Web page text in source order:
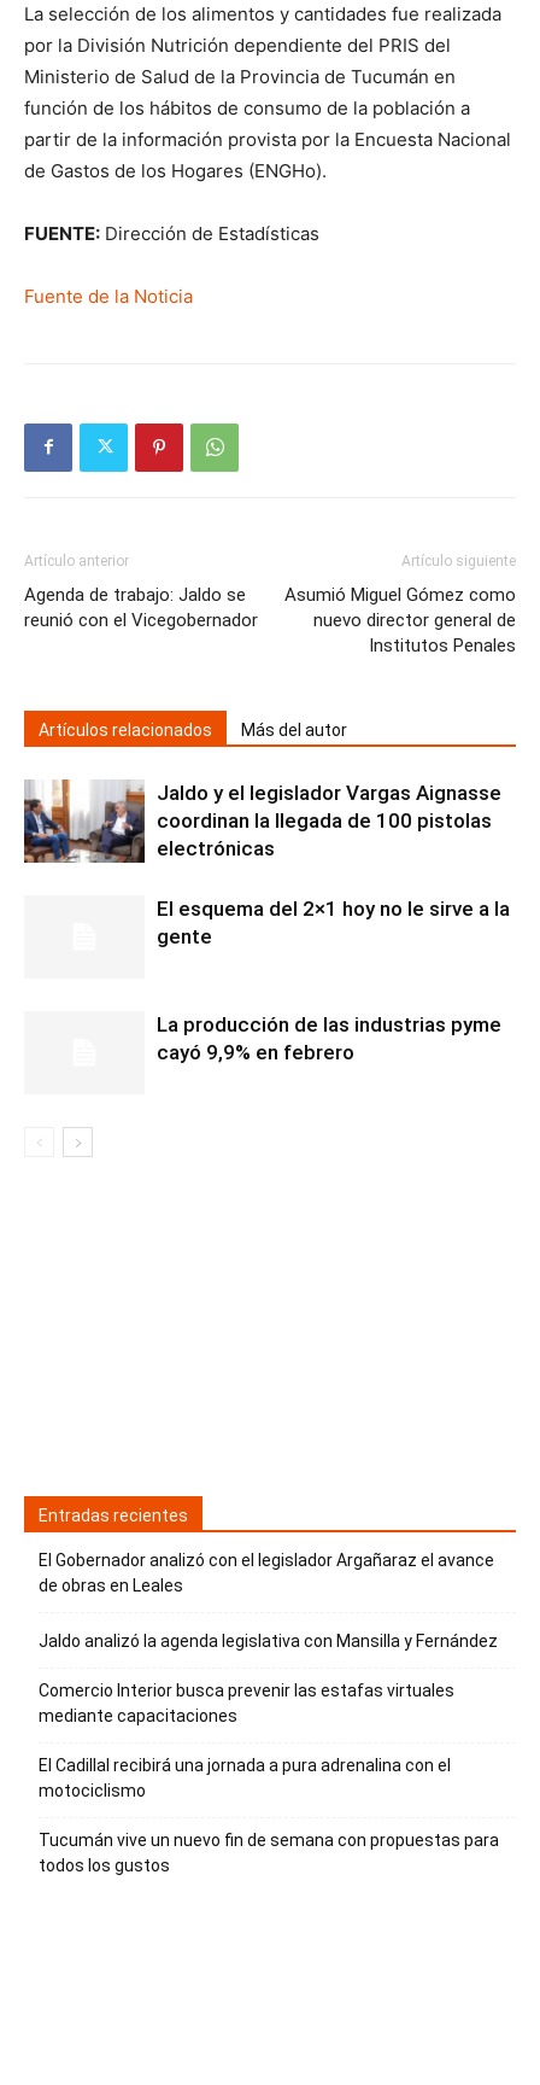
La selección de los alimentos y cantidades fue realizada
por la División Nutrición dependiente del PRIS del
Ministerio de Salud de la Provincia de Tucumán en
función de los hábitos de consumo de la población a
partir de la información provista por la Encuesta Nacional
de Gastos de los Hogares (ENGHo).
FUENTE: Dirección de Estadísticas
Fuente de la Noticia
Artículo anterior
Agenda de trabajo: Jaldo se
reunió con el Vicegobernador
Artículo siguiente
Asumió Miguel Gómez como
nuevo director general de
Institutos Penales
Artículos relacionados Más del autor
Jaldo y el legislador Vargas Aignasse
coordinan la llegada de 100 pistolas
electrónicas
El esquema del 2×1 hoy no le sirve a la
gente
La producción de las industrias pyme
cayó 9,9% en febrero
Entradas recientes
El Gobernador analizó con el legislador Argañaraz el avance
de obras en Leales
Jaldo analizó la agenda legislativa con Mansilla y Fernández
Comercio Interior busca prevenir las estafas virtuales
mediante capacitaciones
El Cadillal recibirá una jornada a pura adrenalina con el
motociclismo
Tucumán vive un nuevo fin de semana con propuestas para
todos los gustos